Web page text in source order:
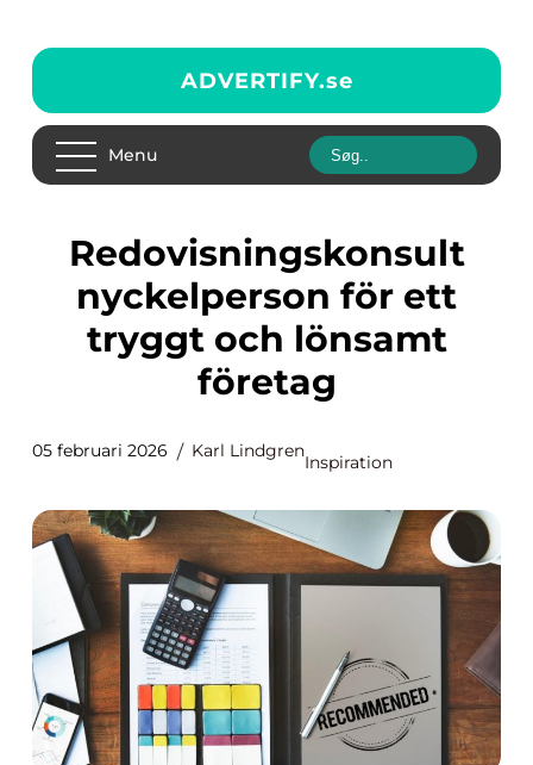
ADVERTIFY.se
Menu
Redovisningskonsult
nyckelperson för ett
tryggt och lönsamt
företag
05 februari 2026 Karl Lindgren
Inspiration